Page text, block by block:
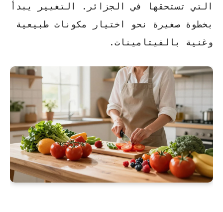
التي تستحقها في الجزائر. التغيير يبدأ
بخطوة صغيرة نحو اختيار مكونات طبيعية
وغنية بالفيتامينات.